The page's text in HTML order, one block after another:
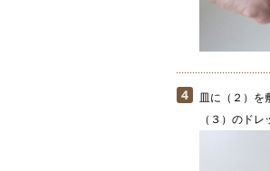
皿に（２）を
（３）のド